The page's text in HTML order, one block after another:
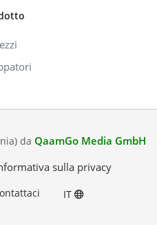
da QaamGo Media GmbH
sulla privacy
IT